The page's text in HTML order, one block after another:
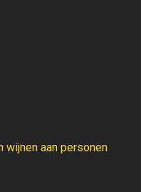
wijnen aan personen